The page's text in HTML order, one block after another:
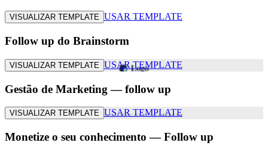
VISUALIZAR TEMPLATE USAR TEMPLATE
Follow up do Brainstorm
VISUALIZAR TEMPLATE USAR TEMPLATE
Gestão de Marketing — follow up
VISUALIZAR TEMPLATE USAR TEMPLATE
Monetize o seu conhecimento — Follow up